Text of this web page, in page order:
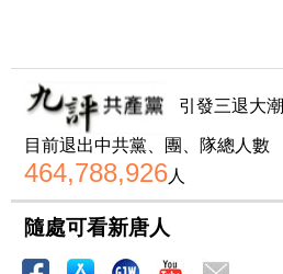
引發三退大潮
目前退出中共黨、團、隊總人數
464,788,926人
隨處可看新唐人